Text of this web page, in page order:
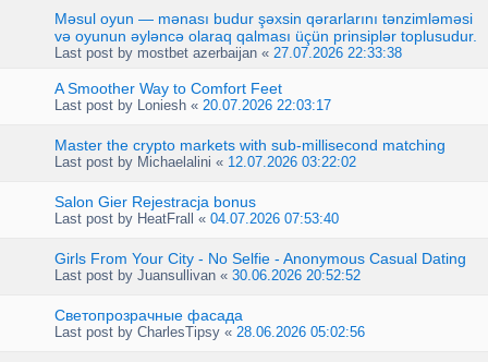
Məsul oyun — mənası budur şəxsin qərarlarını tənzimləməsi
və oyunun əyləncə olaraq qalması üçün prinsiplər toplusudur.
Last post by mostbet azerbaijan « 27.07.2026 22:33:38
A Smoother Way to Comfort Feet
Last post by Loniesh « 20.07.2026 22:03:17
Master the crypto markets with sub-millisecond matching
Last post by Michaelalini « 12.07.2026 03:22:02
Salon Gier Rejestracja bonus
Last post by HeatFrall « 04.07.2026 07:53:40
Girls From Your City - No Selfie - Anonymous Casual Dating
Last post by Juansullivan « 30.06.2026 20:52:52
Светопрозрачные фасада
Last post by CharlesTipsy « 28.06.2026 05:02:56